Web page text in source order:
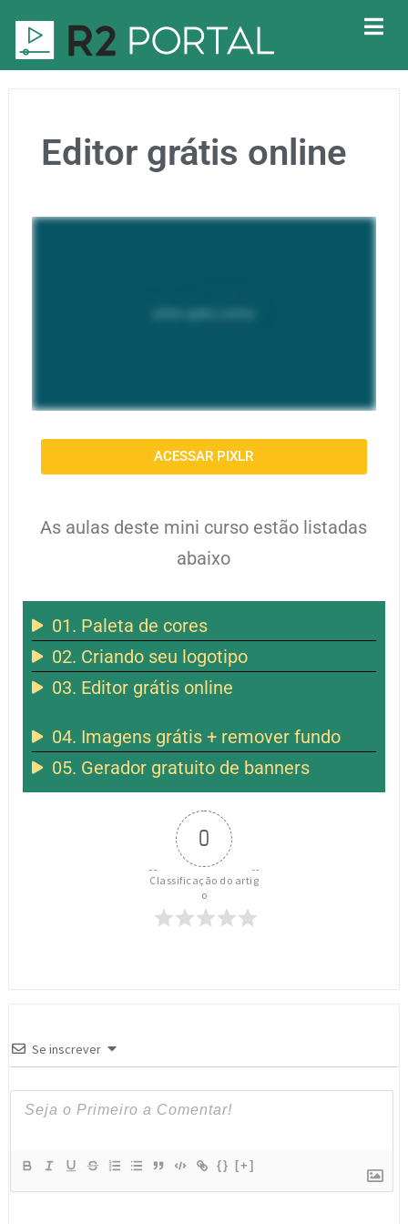
Editor grátis online
ACESSAR PIXLR
As aulas deste mini curso estão listadas
abaixo
01. Paleta de cores
02. Criando seu logotipo
03. Editor grátis online
04. Imagens grátis + remover fundo
05. Gerador gratuito de banners
0
Classificação do artig
o
Se inscrever
{} [+]